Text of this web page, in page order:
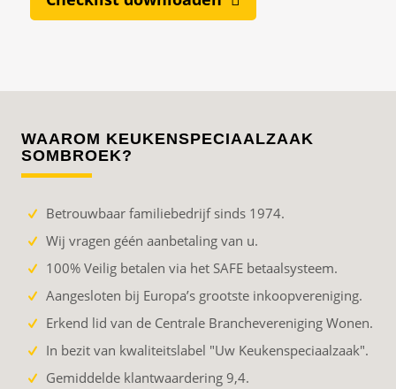
WAAROM KEUKENSPECIAALZAAK
SOMBROEK?
Betrouwbaar familiebedrijf sinds 1974.
Wij vragen géén aanbetaling van u.
100% Veilig betalen via het SAFE betaalsysteem.
Aangesloten bij Europa’s grootste inkoopvereniging.
Erkend lid van de Centrale Branchevereniging Wonen.
In bezit van kwaliteitslabel "Uw Keukenspeciaalzaak".
Gemiddelde klantwaardering 9,4.